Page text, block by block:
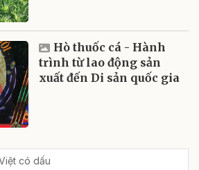
Hò thuốc cá - Hành
trình từ lao động sản
xuất đến Di sản quốc gia